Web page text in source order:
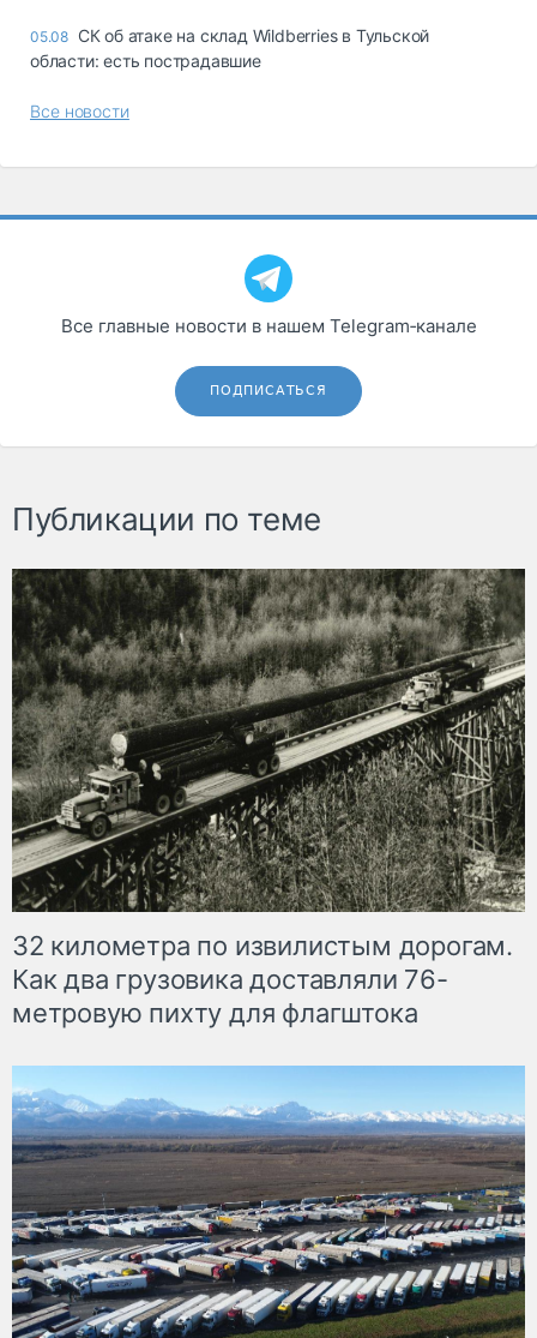
05.08 СК об атаке на склад Wildberries в Тульской
области: есть пострадавшие
Все новости
Все главные новости в нашем Telegram‑канале
ПОДПИСАТЬСЯ
Публикации по теме
32 километра по извилистым дорогам.
Как два грузовика доставляли 76-
метровую пихту для флагштока